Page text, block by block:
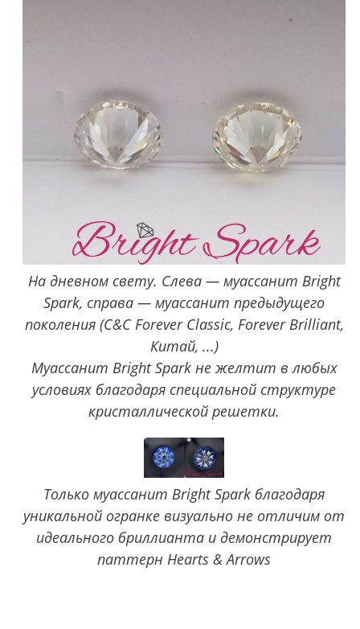
На дневном свету. Слева — муассанит Bright
Spark, справа — муассанит предыдущего
поколения (C&C Forever Classic, Forever Brilliant,
Китай, ...)
Муассанит Bright Spark не желтит в любых
условиях благодаря специальной структуре
кристаллической решетки.
Только муассанит Bright Spark благодаря
уникальной огранке визуально не отличим от
идеального бриллианта и демонстрирует
паттерн Hearts & Arrows